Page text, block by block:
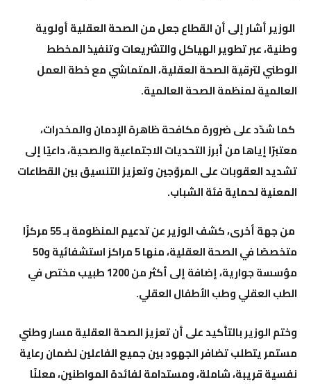
الوزير أشار إلى أن القطاع جعل من الصحة العقلية أولوية
وطنية، عبر تطوير الهياكل والتشريعات وتنفيذ المخطط
الوطني لترقية الصحة العقلية، المتماشي مع خطة العمل
العالمية لمنظمة الصحة العالمية.
كما شدّد على ضرورة مكافحة ظاهرة الإدمان والمخدرات،
معتبرًا إياها من أبرز التحديات الاجتماعية والصحية، داعيًا إلى
تشديد العقوبات على المروّجين وتعزيز التنسيق بين القطاعات
المعنية لحماية فئة الشباب.
من جهة أخرى، كشف الوزير عن تدعيم المنظومة بـ 55 مركزًا
متخصصًا في الصحة العقلية، منها 5 مراكز استشفائية و50
مؤسسة جوارية، إضافة إلى أكثر من 1200 طبيب مختص في
الطب العقلي وطب الأطفال العقلي.
وختم الوزير بالتأكيد على أن تعزيز الصحة العقلية مسار وطني
مستمر يتطلب تضافر الجهود بين جميع الفاعلين لضمان رعاية
نفسية قريبة، شاملة، ومستدامة لفائدة المواطنين، معلنًا